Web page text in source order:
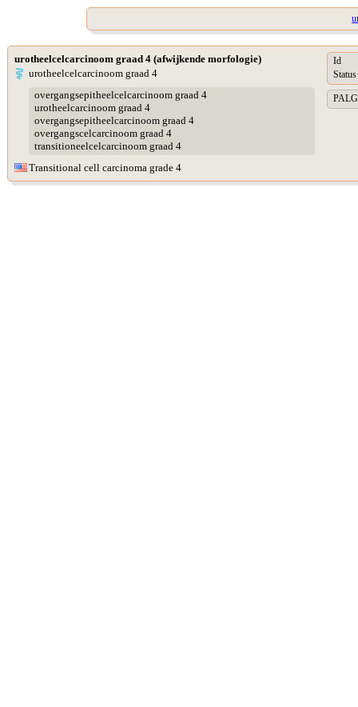
urotheelcelcarcinoom graad 4 (afwijkende morfologie)
urotheelcelcarcinoom graad 4
overgangsepitheelcelcarcinoom graad 4
urotheelcarcinoom graad 4
overgangsepitheelcarcinoom graad 4
overgangscelcarcinoom graad 4
transitioneelcelcarcinoom graad 4
Transitional cell carcinoma grade 4
Id
Status